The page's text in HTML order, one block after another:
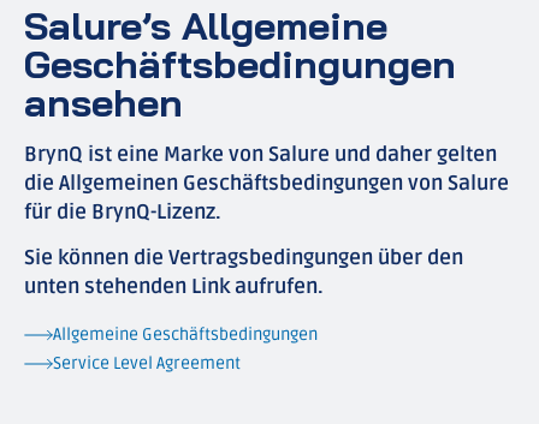
Salure’s Allgemeine
Geschäftsbedingungen
ansehen
BrynQ ist eine Marke von Salure und daher gelten
die Allgemeinen Geschäftsbedingungen von Salure
für die BrynQ-Lizenz.
Sie können die Vertragsbedingungen über den
unten stehenden Link aufrufen.
Allgemeine Geschäftsbedingungen
Service Level Agreement